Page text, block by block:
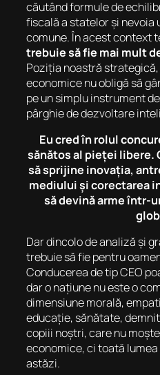
căutând formule de
fiscală a statelor și
comune. În acest context
trebuie să fie mai mult
Poziția noastră
economice nu obligă să
pe un simplu instrument
pârghie de dezvoltare
Eu cred în rolul
sănătos al pieței libere.
să sprijine inovația,
mediului și corectarea
să devină arme într-
Dar dincolo de analiză și
trebuie să fie pentru
Conducerea de tip CEO
dar o națiune nu este o
dimensiune morală,
educație, sănătate,
copiii noștri, care nu
economice, ci toată
astăzi.